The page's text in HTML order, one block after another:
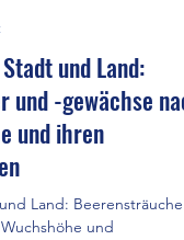
und Land:
-gewächse
ihren